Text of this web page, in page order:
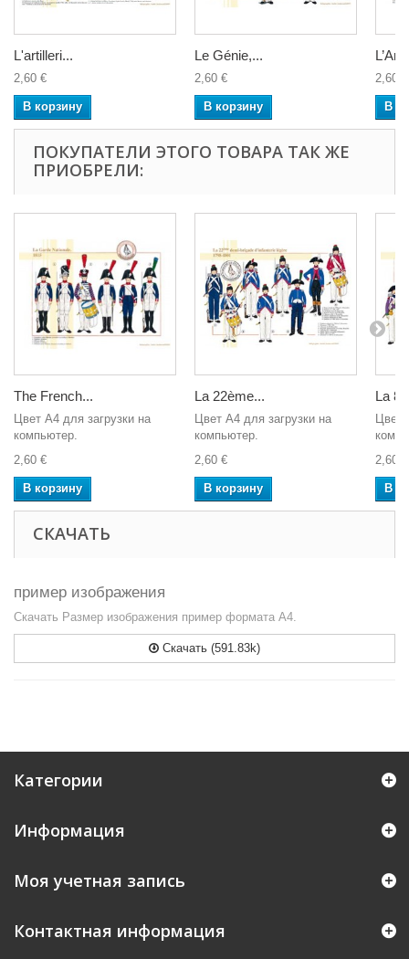
L'artilleri...
2,60 €
В корзину
Le Génie,...
2,60 €
В корзину
2,60 €
В
ПОКУПАТЕЛИ ЭТОГО ТОВАРА ТАК ЖЕ
ПРИОБРЕЛИ:
The French...
Цвет A4 для загрузки на
компьютер.
2,60 €
В корзину
La 22ème...
Цвет A4 для загрузки на
компьютер.
2,60 €
В корзину
La
Цвет
2,60 €
В
СКАЧАТЬ
пример изображения
Скачать Размер изображения пример формата А4.
Скачать (591.83k)
Категории
Информация
Моя учетная запись
Контактная информация